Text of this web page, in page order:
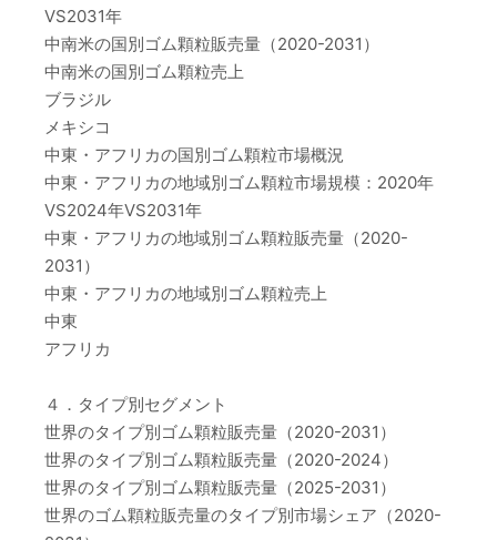
VS2031年
中南米の国別ゴム顆粒販売量（2020-2031）
中南米の国別ゴム顆粒売上
ブラジル
メキシコ
中東・アフリカの国別ゴム顆粒市場概況
中東・アフリカの地域別ゴム顆粒市場規模：2020年
VS2024年VS2031年
中東・アフリカの地域別ゴム顆粒販売量（2020-
2031）
中東・アフリカの地域別ゴム顆粒売上
中東
アフリカ
４．タイプ別セグメント
世界のタイプ別ゴム顆粒販売量（2020-2031）
世界のタイプ別ゴム顆粒販売量（2020-2024）
世界のタイプ別ゴム顆粒販売量（2025-2031）
世界のゴム顆粒販売量のタイプ別市場シェア（2020-